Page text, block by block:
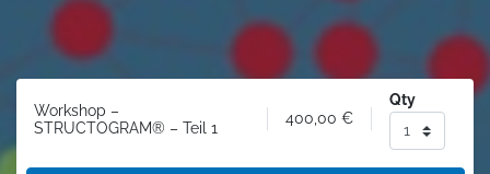
Workshop –
STRUCTOGRAM® – Teil 1
400,00 €
Qty